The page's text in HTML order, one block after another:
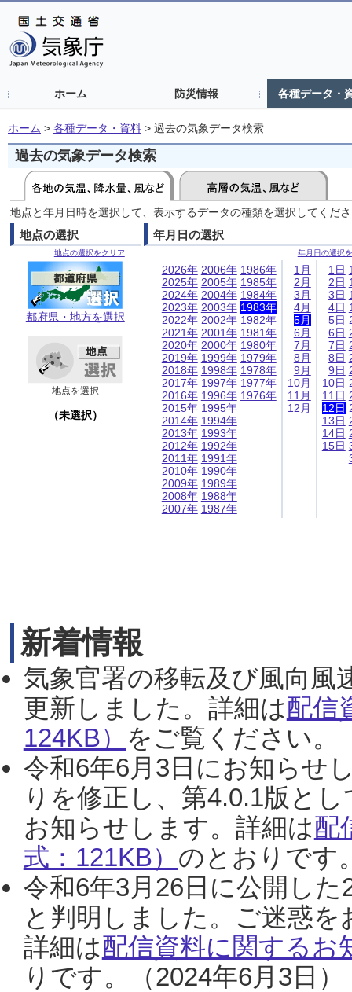
ホーム 防災情報 各種データ・
ホーム > 各種データ・資料 > 過去の気象データ検索
過去の気象データ検索
地点と年月日時を選択して、表示するデータの種類を選択してくだ
地点の選択
地点の選択をクリア
都府県・地方を選択
地点を選択
（未選択）
年月日の選択
年月日の選択
2026年
2025年
2024年
2023年
2022年
2021年
2020年
2019年
2018年
2017年
2016年
2015年
2014年
2013年
2012年
2011年
2010年
2009年
2008年
2007年
2006年
2005年
2004年
2003年
2002年
2001年
2000年
1999年
1998年
1997年
1996年
1995年
1994年
1993年
1992年
1991年
1990年
1989年
1988年
1987年
1986年
1985年
1984年
1983年
1982年
1981年
1980年
1979年
1978年
1977年
1976年
1月
2月
3月
4月
5月
6月
7月
8月
9月
10月
11月
12月
1日
2日
3日
4日
5日
6日
7日
8日
9日
10日
11日
12日
13日
14日
15日
新着情報
気象官署の移転及び風向風
更新しました。詳細は配信
124KB） をご覧ください。
令和6年6月3日にお知らせ
りを修正し、第4.0.1版と
お知らせします。詳細は配
式：121KB） のとおりです
令和6年3月26日に公開し
と判明しました。ご迷惑
詳細は配信資料に関するお
りです。（2024年6月3日）